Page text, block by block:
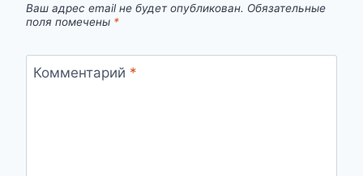
Ваш адрес email не будет опубликован. Обязательные
поля помечены *
Комментарий *